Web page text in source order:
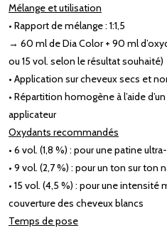
Mélange et utilisation
• Rapport de mélange : 1:1,5
→ 60 ml de Dia Color + 90 ml
ou 15 vol. selon le résultat souhaité)
• Application sur cheveux secs et
• Répartition homogène à l’aide
applicateur
Oxydants recommandés
• 6 vol. (1,8 %) : pour une patine
• 9 vol. (2,7 %) : pour un ton sur ton
• 15 vol. (4,5 %) : pour une
couverture des cheveux blancs
Temps de pose